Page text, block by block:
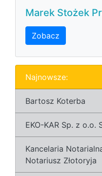
Marek Stożek
Zobacz
Najnowsze:
Bartosz Koterba
EKO-KAR Sp. z o.o.
Kancelaria
Notariusz Złotoryja